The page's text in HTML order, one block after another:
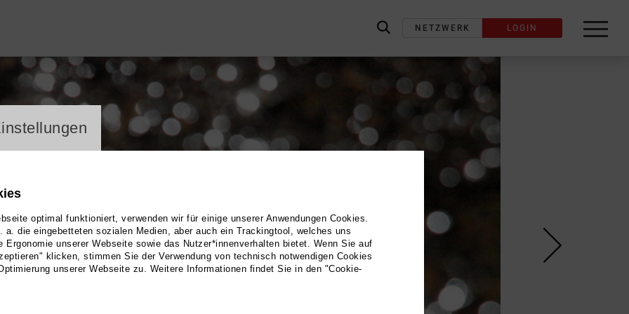
label_search
NETZWERK LOGIN
optimal funktioniert, verwenden wir für einige unserer Anwendungen Cookies.
a. die eingebetteten sozialen Medien, aber auch ein Trackingtool, welches uns
Ergonomie unserer Webseite sowie das Nutzer*innenverhalten bietet. Wenn Sie auf
klicken, stimmen Sie der Verwendung von technisch notwendigen Cookies
unserer Webseite zu. Weitere Informationen findet Sie in den "Cookie-